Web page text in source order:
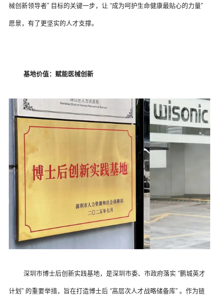
械创新领导者” 目标的关键一步，让 “成为呵护生命健康最贴心的力量”
愿景，有了更坚实的人才支撑。
基地价值：赋能医械创新
计划” 的重要举措，旨在打造博士后 “高层次人才战略储备库” 。作为链